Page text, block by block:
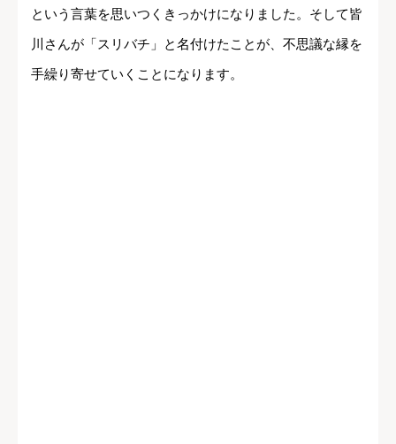
という言葉を思いつくきっかけになりました。そして皆
川さんが「スリバチ」と名付けたことが、不思議な縁を
手繰り寄せていくことになります。